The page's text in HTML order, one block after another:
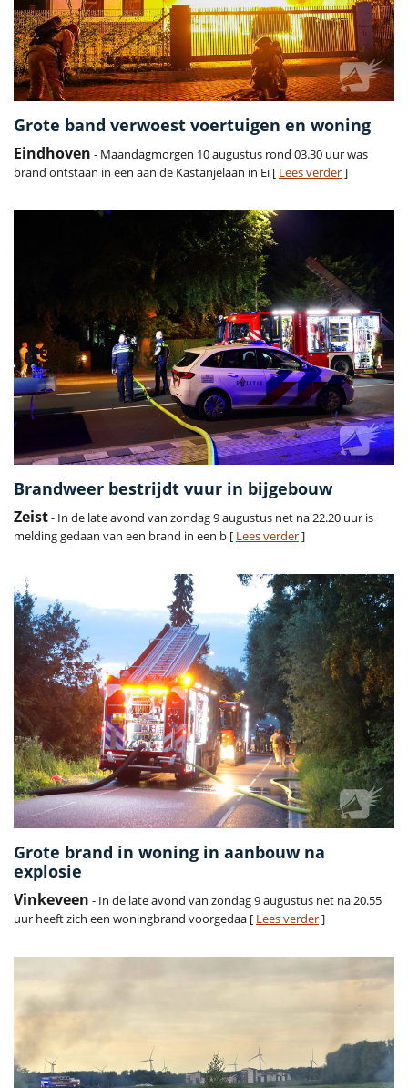
Grote band verwoest voertuigen en woning
Eindhoven - Maandagmorgen 10 augustus rond 03.30 uur was
brand ontstaan in een aan de Kastanjelaan in Ei [ Lees verder]
Brandweer bestrijdt vuur in bijgebouw
Zeist- In de late avond van zondag 9 augustus net na 22.20 uur is
melding gedaan van een brand in een b [ Lees verder]
Grote brand in woning in aanbouw na
explosie
Vinkeveen - In de late avond van zondag 9 augustus net na 20.55
uur heeft zich een woningbrand voorgedaa [ Lees verder]